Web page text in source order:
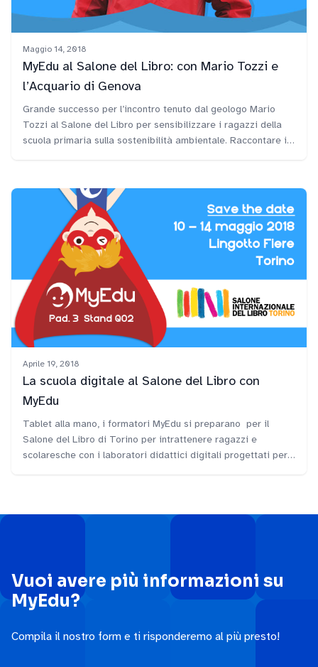
Maggio 14, 2018
MyEdu al Salone del Libro: con Mario Tozzi e
l’Acquario di Genova
Grande successo per l’incontro tenuto dal geologo Mario
Tozzi al Salone del Libro per sensibilizzare i ragazzi della
scuola primaria sulla sostenibilità ambientale. Raccontare il
Internazionale del Libro di Torino dal geologo e ricercatore
del CNR Mario Tozzi di fronte a una platea di giovanissimi
Aprile 19, 2018
La scuola digitale al Salone del Libro con
MyEdu
Tablet alla mano, i formatori MyEdu si preparano per il
Salone del Libro di Torino per intrattenere ragazzi e
scolaresche con i laboratori didattici digitali progettati per
Vuoi avere più informazioni su
MyEdu?
Compila il nostro form e ti risponderemo al più presto!